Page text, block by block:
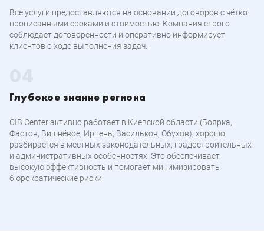
Все услуги предоставляются на основании договоров с чётко
прописанными сроками и стоимостью. Компания строго
соблюдает договорённости и оперативно информирует
клиентов о ходе выполнения задач.
Глубокое знание региона
CIB Center активно работает в Киевской области (Боярка,
Фастов, Вишнёвое, Ирпень, Васильков, Обухов), хорошо
разбирается в местных законодательных, градостроительных
и административных особенностях. Это обеспечивает
высокую эффективность и помогает минимизировать
бюрократические риски.